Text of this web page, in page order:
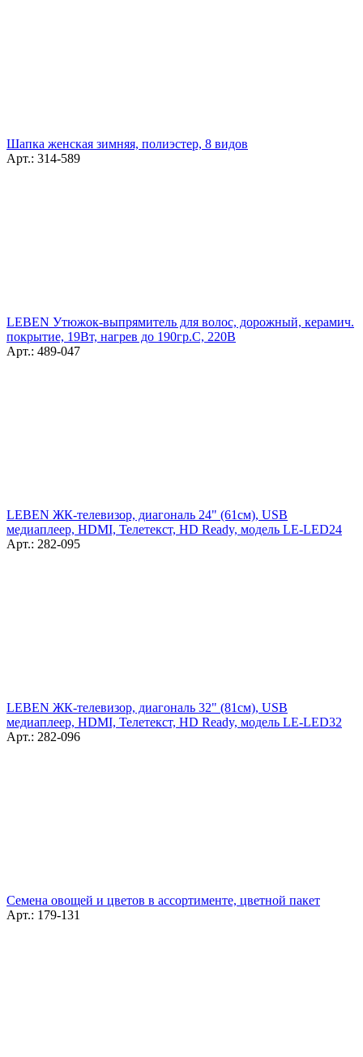
Шапка женская зимняя, полиэстер, 8 видов
Арт.: 314-589
LEBEN Утюжок-выпрямитель для волос, дорожный, керамич.
покрытие, 19Вт, нагрев до 190гр.С, 220В
Арт.: 489-047
LEBEN ЖК-телевизор, диагональ 24" (61см), USB
медиаплеер, HDMI, Телетекст, HD Ready, модель LE-LED24
Арт.: 282-095
LEBEN ЖК-телевизор, диагональ 32" (81см), USB
медиаплеер, HDMI, Телетекст, HD Ready, модель LE-LED32
Арт.: 282-096
Семена овощей и цветов в ассортименте, цветной пакет
Арт.: 179-131